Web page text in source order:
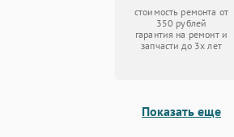
стоимость ремонта от
350 рублей
гарантия на ремонт и
запчасти до 3х лет
Показать еще